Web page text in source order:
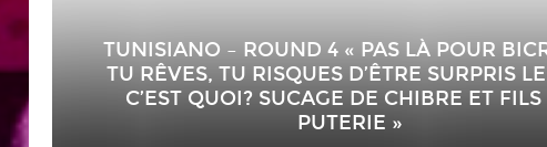
TUNISIANO – ROUND 4 « PAS LÀ POUR
TU RÊVES, TU RISQUES D’ÊTRE SURPRIS
C’EST QUOI? SUCAGE DE CHIBRE ET FILS
PUTERIE »